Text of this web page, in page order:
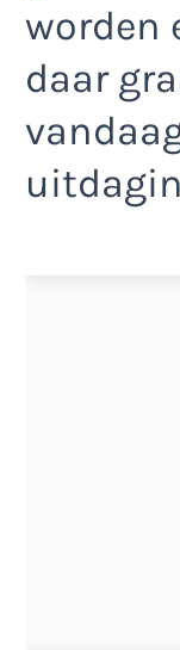
worden
daar